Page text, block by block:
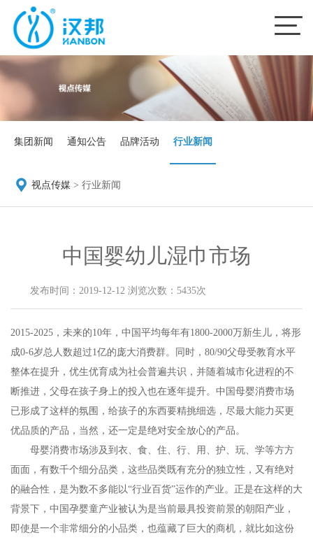
集团新闻 通知公告 品牌活动 行业新闻
视点传媒 > 行业新闻
中国婴幼儿湿巾市场
发布时间：2019-12-12 浏览次数：5435次
2015-2025，未来的10年，中国平均每年有1800-2000万新生儿，将形
成0-6岁总人数超过1亿的庞大消费群。同时，80/90父母受教育水平
整体在提升，优生优育成为社会普遍共识，并随着城市化进程的不
断推进，父母在孩子身上的投入也在逐年提升。中国母婴消费市场
已形成了这样的氛围，给孩子的东西要精挑细选，尽最大能力买更
优品质的产品，当然，还一定是绝对安全放心的产品。
母婴消费市场涉及到衣、食、住、行、用、护、玩、学等方方
面面，有数千个细分品类，这些品类既有充分的独立性，又有绝对
的融合性，是为数不多能以“行业百货”运作的产业。正是在这样的大
背景下，中国孕婴童产业被认为是当前最具投资前景的朝阳产业，
即使是一个非常细分的小品类，也蕴藏了巨大的商机，就比如这份